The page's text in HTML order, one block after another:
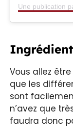
Vous allez
que les
sont
n’avez que
faudra donc